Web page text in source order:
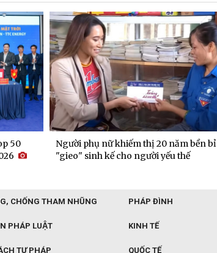
50
Người phụ nữ khiếm thị 20 năm bền bỉ
"gieo" sinh kế cho người yếu thế
CHỐNG THAM NHŨNG PHÁP ĐÌNH
PHÁP LUẬT KINH TẾ
TƯ PHÁP QUỐC TẾ